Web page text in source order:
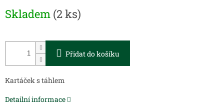
cena:
Skladem (2 ks)
Přidat do košíku
Kartáček s táhlem
Detailní informace